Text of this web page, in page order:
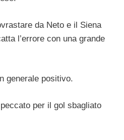
da Neto e il Siena
l’errore con una grande
generale positivo.
per il gol sbagliato